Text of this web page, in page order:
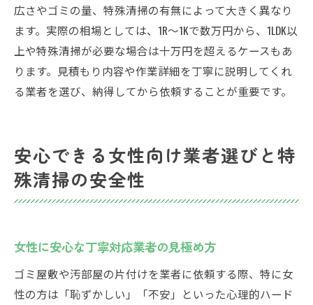
広さやゴミの量、特殊清掃の有無によって大きく異なり
ます。実際の相場としては、1R～1Kで数万円から、1LDK以
上や特殊清掃が必要な場合は十万円を超えるケースもあ
ります。見積もり内容や作業詳細を丁寧に説明してくれ
る業者を選び、納得してから依頼することが重要です。
安心できる女性向け業者選びと特
殊清掃の安全性
女性に安心な丁寧対応業者の見極め方
ゴミ屋敷や汚部屋の片付けを業者に依頼する際、特に女
性の方は「恥ずかしい」「不安」といった心理的ハード